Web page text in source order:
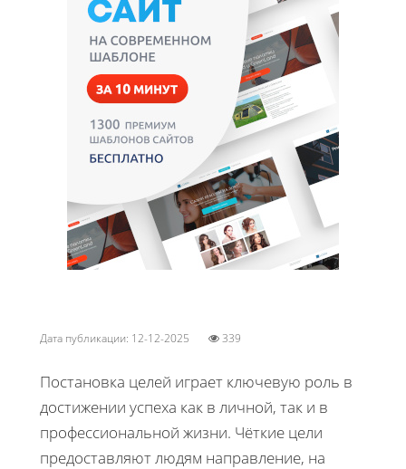
Дата публикации: 12-12-2025 339
Постановка целей играет ключевую роль в
достижении успеха как в личной, так и в
профессиональной жизни. Чёткие цели
предоставляют людям направление, на